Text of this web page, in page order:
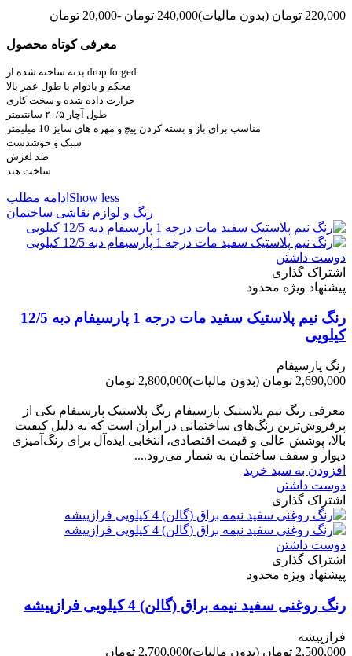
220,000 تومان (بدون مالیات)240,000 تومان -20,000 تومان
معرفی کوتاه محصول
بدنه ساخته شده از drop forged
محکم و بادوام با طول عمر بالا
حرارت داده شده و سخت کاری
طول آچار ۲۰/۵ سانتیمتر
مناسب برای باز و بسته کردن پیچ و مهره های سایز 10 میلیمتر
سبک و خوشدست
ضد لغزش
ساخت هند
ادامه مطلب Show less
رنگ و لوازم نقاشی ساختمان
دوست داشتن
اشتراک گذاری
پیشنهاد ویژه محدود
رنگ نیم پلاستیک سفید مات درجه 1 پارسیفام دبه 12/5
کیلویی
رنگ پارسیفام
2,690,000 تومان
(بدون مالیات)2,800,000 تومان
معرفی رنگ نیم پلاستیک پارسیفام رنگ پلاستیک پارسیفام یکی از
پرفروش‌ترین رنگ‌های ساختمانی در ایران است که به دلیل کیفیت
بالا، پوشش عالی و قیمت اقتصادی، انتخابی ایده‌آل برای رنگ‌آمیزی
دیوار و سقف ساختمان به شمار می‌رود....
افزودن به سبد خرید
دوست داشتن
اشتراک گذاری
دوست داشتن
اشتراک گذاری
پیشنهاد ویژه محدود
رنگ روغنی سفید نیمه براق (گالن) 4 کیلویی فرازپیشه
فرازپیشه
2,500,000 تومان
(بدون مالیات)2,700,000 تومان